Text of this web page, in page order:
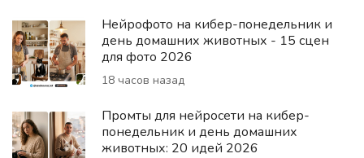
Нейрофото на кибер-понедельник и
день домашних животных - 15 сцен
для фото 2026
18 часов назад
Промты для нейросети на кибер-
понедельник и день домашних
животных: 20 идей 2026